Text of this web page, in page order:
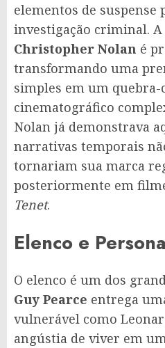
elementos de suspense
investigação criminal. A
Christopher Nolan é
transformando uma
simples em um quebra-
cinematográfico
Nolan já demonstrava
narrativas temporais
tornariam sua marca
posteriormente em
Tenet.
Elenco e
O elenco é um dos
Guy Pearce entrega
vulnerável como
angústia de viver em